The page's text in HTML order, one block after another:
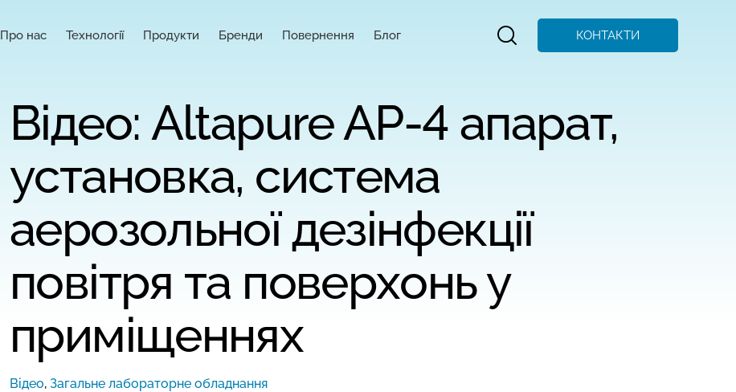
Про нас Технології Продукти Бренди Повернення Блог КОНТАКТИ
Відео: Altapure AP-4 апарат,
установка, система
аерозольної дезінфекції
повітря та поверхонь у
приміщеннях
Відео, Загальне лабораторне обладнання